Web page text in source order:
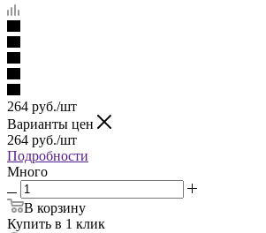
264 руб./шт
Варианты цен
264 руб./шт
Подробности
Много
В корзину
Купить в 1 клик